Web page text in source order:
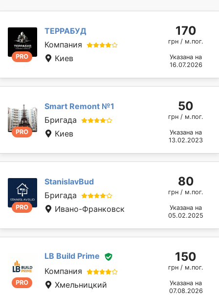
PRO
ТЕРРАБУД
Компания
Киев
170
грн / м.пог.
Указана на
16.07.2026
PRO
Smart Remont №1
Бригада
Киев
50
грн / м.пог.
Указана на
13.02.2023
PRO
StanislavBud
Бригада
Ивано-Франковск
80
грн / м.пог.
Указана на
05.02.2025
PRO
LB Build Prime
Компания
Хмельницкий
150
грн / м.пог.
Указана на
07.08.2026